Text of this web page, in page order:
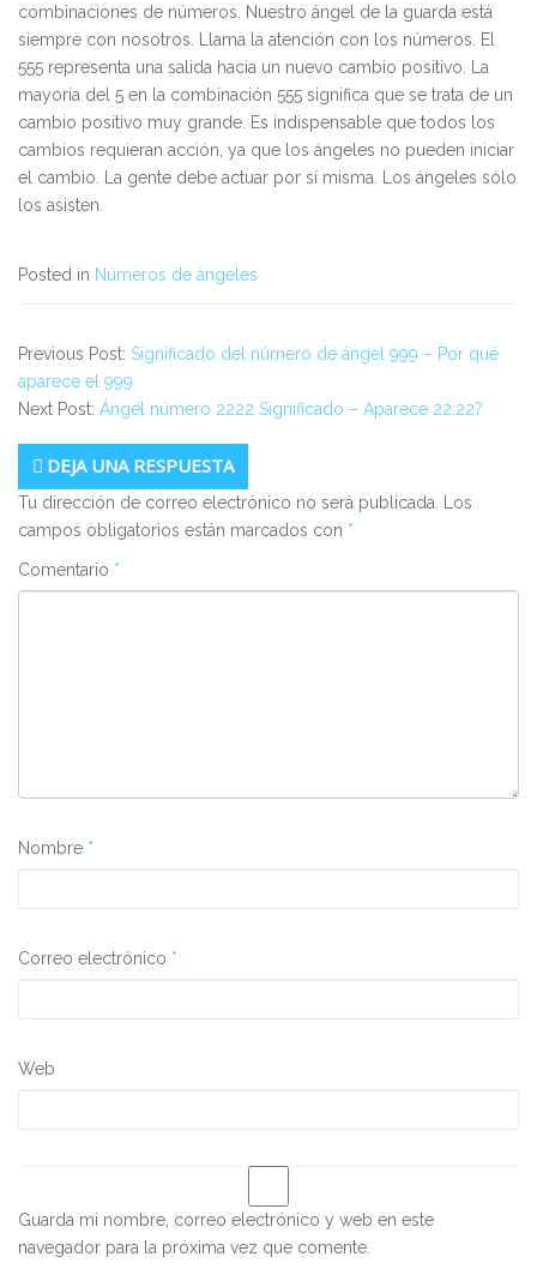
combinaciones de números. Nuestro ángel de la guarda está
siempre con nosotros. Llama la atención con los números. El
555 representa una salida hacia un nuevo cambio positivo. La
mayoría del 5 en la combinación 555 significa que se trata de un
cambio positivo muy grande. Es indispensable que todos los
cambios requieran acción, ya que los ángeles no pueden iniciar
el cambio. La gente debe actuar por sí misma. Los ángeles sólo
los asisten.
Posted in Números de ángeles
Previous Post: Significado del número de ángel 999 – Por qué
aparece el 999
Next Post: Ángel número 2222 Significado – Aparece 22:22?
DEJA UNA RESPUESTA
Tu dirección de correo electrónico no será publicada. Los
campos obligatorios están marcados con *
Comentario *
Nombre *
Correo electrónico *
Web
Guarda mi nombre, correo electrónico y web en este
navegador para la próxima vez que comente.